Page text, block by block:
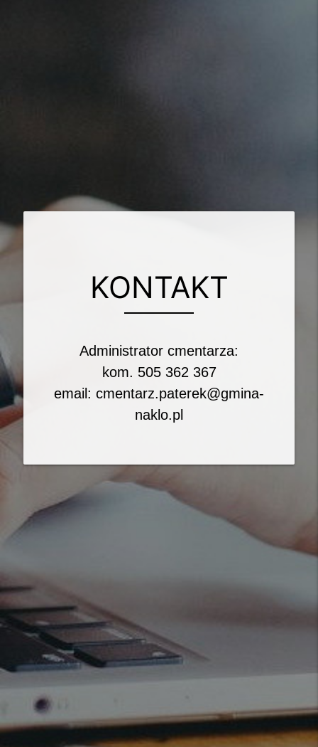
KONTAKT
Administrator cmentarza:
kom. 505 362 367
email: cmentarz.paterek@gmina-
naklo.pl